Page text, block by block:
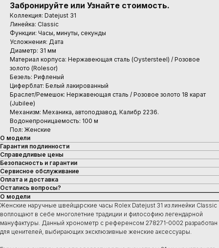
Забронируйте или Узнайте стоимость.
Коллекция: Datejust 31
Линейка: Classic
Функции: Часы, минуты, секунды
Усложнения: Дата
Диаметр: 31 мм
Материал корпуса: Нержавеющая сталь (Oystersteel) / Розовое
золото (Rolesor)
Безель: Рифленый
Циферблат: Белый лакированный
Браслет/Ремешок: Нержавеющая сталь / Розовое золото 18 карат
(Jubilee)
Механизм: Механика, автоподзавод. Калибр 2236.
Водонепроницаемость: 100 м
Пол: Женские
О модели
Гарантия подлинности
Справедливые цены
Безопасность и гарантии
Сервисное обслуживание
Оплата и доставка
Остались вопросы?
О модели
Женские наручные швейцарские часы Rolex Datejust 31 из линейки Classic
воплощают в себе многолетние традиции и философию легендарной
мануфактуры. Данный хронометр с референсом 278271-0002 разработан
для ценителей, выбирающих эксклюзивные женские аксессуары.